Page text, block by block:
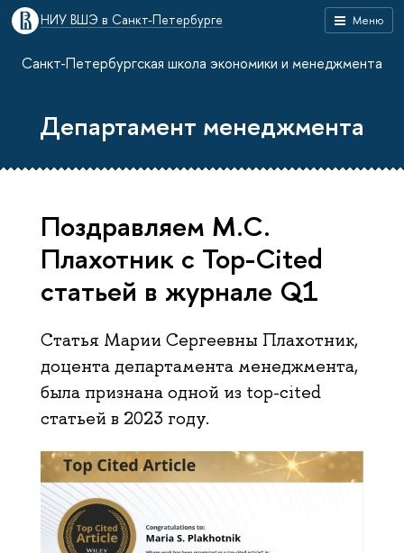
Меню
НИУ ВШЭ в Санкт-Петербурге
Санкт-Петербургская школа экономики и менеджмента
Департамент менеджмента
Поздравляем М.С.
Плахотник с Top-Cited
статьей в журнале Q1
Статья Марии Сергеевны Плахотник,
доцента департамента менеджмента,
была признана одной из top-cited
статьей в 2023 году.